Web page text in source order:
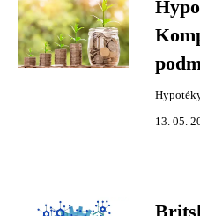
13. 05.